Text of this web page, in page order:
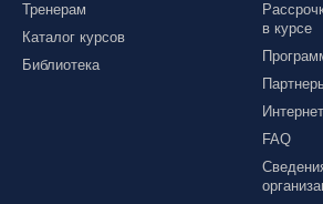
Тренерам
Каталог курсов
Библиотека
в курсе
FAQ